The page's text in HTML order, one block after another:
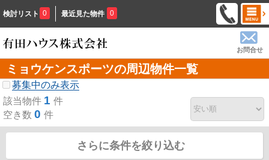
検討リスト 0 最近見た物件 0
お問合せ
ミョウケンスポーツの周辺物件一覧
募集中のみ表示
該当物件 1 件
空き数 0 件
さらに条件を絞り込む